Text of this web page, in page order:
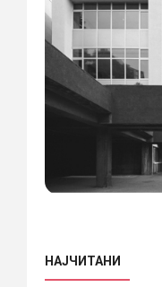
НАЈЧИТАНИ